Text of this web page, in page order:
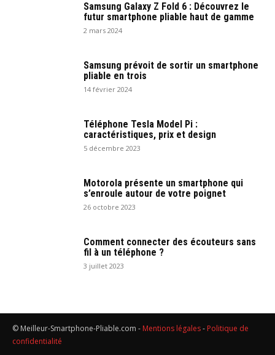
Samsung Galaxy Z Fold 6 : Découvrez le
futur smartphone pliable haut de gamme
2 mars 2024
Samsung prévoit de sortir un smartphone
pliable en trois
14 février 2024
Téléphone Tesla Model Pi :
caractéristiques, prix et design
5 décembre 2023
Motorola présente un smartphone qui
s’enroule autour de votre poignet
26 octobre 2023
Comment connecter des écouteurs sans
fil à un téléphone ?
3 juillet 2023
© Meilleur-Smartphone-Pliable.com - Mentions légales- Politique de
confidentialité